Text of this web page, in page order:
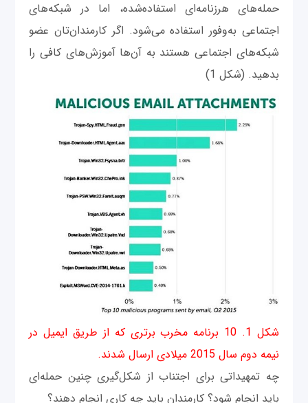
حمله‌های هرزنامه‌ای استفاده‌شده، اما در شبکه‌های
اجتماعی به‌وفور استفاده می‌شود. اگر کارمندان‌تان عضو
شبکه‌های اجتماعی هستند به آن‌ها آموزش‌های کافی را
بدهید. (شکل 1)
شکل 1. 10 برنامه مخرب برتری که از طریق ایمیل در
نیمه دوم سال 2015 میلادی ارسال شدند.
چه تمهیداتی برای اجتناب از شکل‌گیری چنین حمله‌ای
باید انجام شود؟ کارمندان باید چه کاری انجام دهند؟